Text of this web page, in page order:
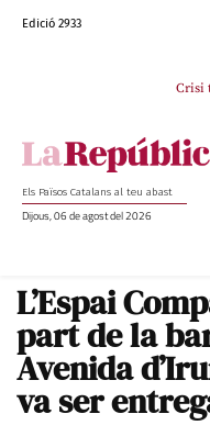
Edició 2933
Crisi
L’abandonament de
Els Països Catalans al teu abast
Dijous, 06 de agost del 2026
L’Espai
part de la
Avenida
va ser